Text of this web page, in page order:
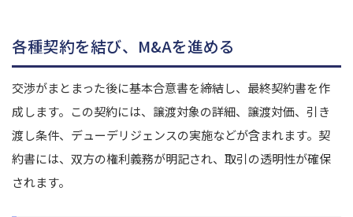
各種契約を結び、M&Aを進める
交渉がまとまった後に基本合意書を締結し、最終契約書を作
成します。この契約には、譲渡対象の詳細、譲渡対価、引き
渡し条件、デューデリジェンスの実施などが含まれます。 契
約書には、双方の権利義務が明記され、取引の透明性が確保
されます。